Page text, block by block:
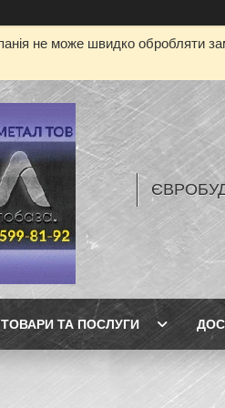
не може швидко обробляти
ТОВАРИ ТА ПОСЛУГИ